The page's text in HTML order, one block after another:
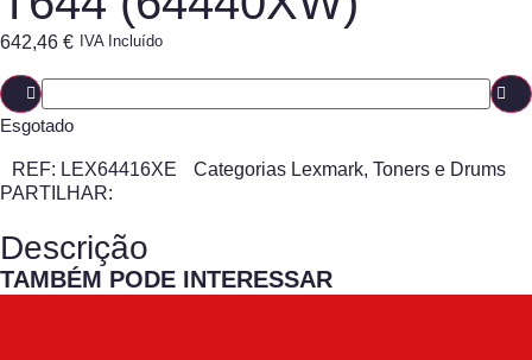
642,46 € IVA Incluído
Esgotado
REF: LEX64416XE Categorias Lexmark, Toners e Drums
PARTILHAR:
Descrição
TAMBÉM PODE INTERESSAR